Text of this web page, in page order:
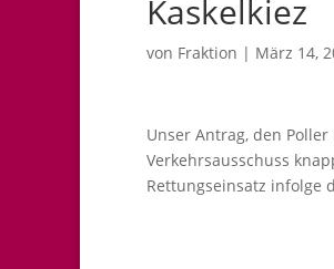
Kaskelkiez
von Fraktion | März 14,
Unser Antrag, den
Verkehrsausschuss
Rettungseinsatz infolge